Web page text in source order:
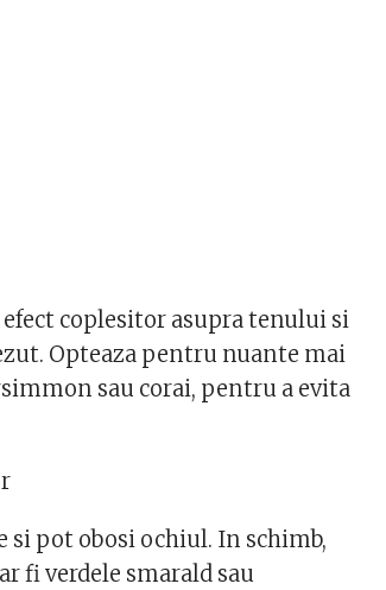
coplesitor asupra tenului si
Opteaza pentru nuante mai
sau corai, pentru a evita
si pot obosi ochiul. In schimb,
fi verdele smarald sau